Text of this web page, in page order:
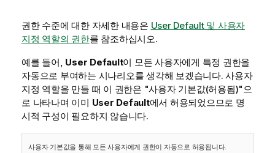
권한 수준에 대한 자세한 내용은 User Default 및 사용자
지정 역할의 권한를 참조하십시오.
예를 들어, User Default이 모든 사용자에게 특정 권한을
자동으로 부여하는 시나리오를 생각해 보겠습니다. 사용자
지정 역할을 만들 때 이 권한은 "사용자 기본값(허용됨)"으
로 나타나며 이미 User Default에서 허용되었으므로 명
시적 구성이 필요하지 않습니다.
사용자 기본값을 통해 모든 사용자에게 권한이 자동으로 허용됩니다.